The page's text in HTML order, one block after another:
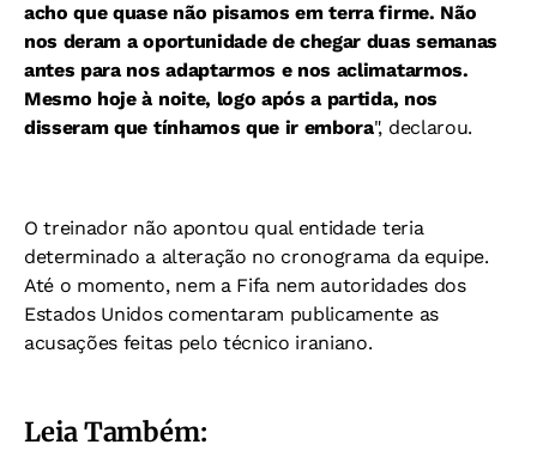
acho que quase não pisamos em terra firme. Não
nos deram a oportunidade de chegar duas semanas
antes para nos adaptarmos e nos aclimatarmos.
Mesmo hoje à noite, logo após a partida, nos
disseram que tínhamos que ir embora", declarou.
O treinador não apontou qual entidade teria
determinado a alteração no cronograma da equipe.
Até o momento, nem a Fifa nem autoridades dos
Estados Unidos comentaram publicamente as
acusações feitas pelo técnico iraniano.
Leia Também: